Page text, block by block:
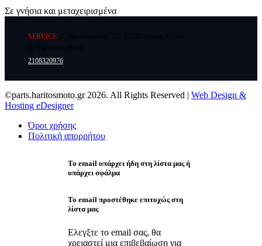
Σε γνήσια και μεταχειρισμένα
SERVICE:
2108320976
©parts.haritosmoto.gr 2026. All Rights Reserved | Web Design &
Hosting eDesigner
Όροι χρήσης
Πολιτική απορρήτου
Το email υπάρχει ήδη στη λίστα μας ή
υπάρχει σφάλμα
Το email προστέθηκε επιτυχώς στη
λίστα μας
Ελεγξτε το email σας, θα
χρειαστεί μια επιβεβαίωση για